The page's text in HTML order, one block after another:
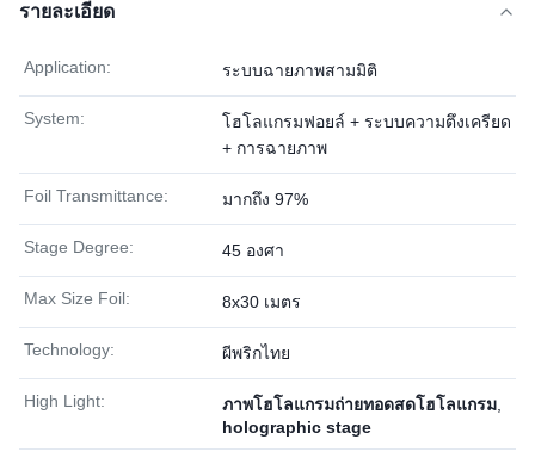
รายละเอียด
Application: ระบบฉายภาพสามมิติ
System:
โฮโลแกรมฟอยล์ + ระบบความตึงเครียด
+ การฉายภาพ
Foil Transmittance: มากถึง 97%
Stage Degree: 45 องศา
Max Size Foil: 8x30 เมตร
Technology: ผีพริกไทย
High Light: ภาพโฮโลแกรมถ่ายทอดสดโฮโลแกรม
holographic stage